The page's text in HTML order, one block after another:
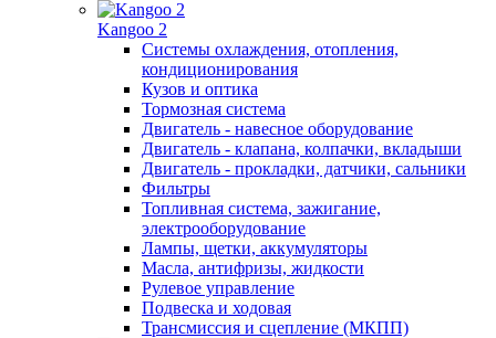
Kangoo 2
Системы охлаждения, отопления,
кондиционирования
Кузов и оптика
Тормозная система
Двигатель - навесное оборудование
Двигатель - клапана, колпачки, вкладыши
Двигатель - прокладки, датчики, сальники
Фильтры
Топливная система, зажигание,
электрооборудование
Лампы, щетки, аккумуляторы
Масла, антифризы, жидкости
Рулевое управление
Подвеска и ходовая
Трансмиссия и сцепление (МКПП)